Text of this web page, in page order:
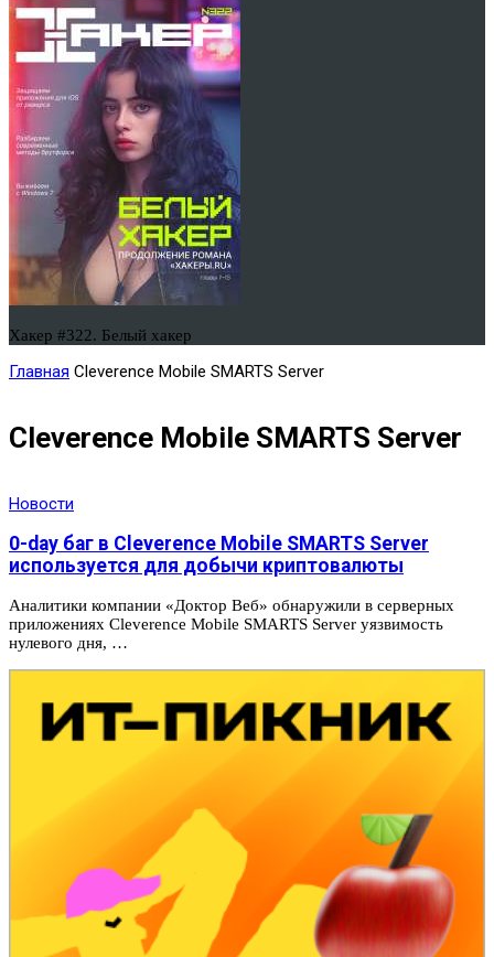
Хакер #322. Белый хакер
Главная Cleverence Mobile SMARTS Server
Cleverence Mobile SMARTS Server
Новости
0-day баг в Cleverence Mobile SMARTS Server
используется для добычи криптовалюты
Аналитики компании «Доктор Веб» обнаружили в серверных
приложениях Cleverence Mobile SMARTS Server уязвимость
нулевого дня, …